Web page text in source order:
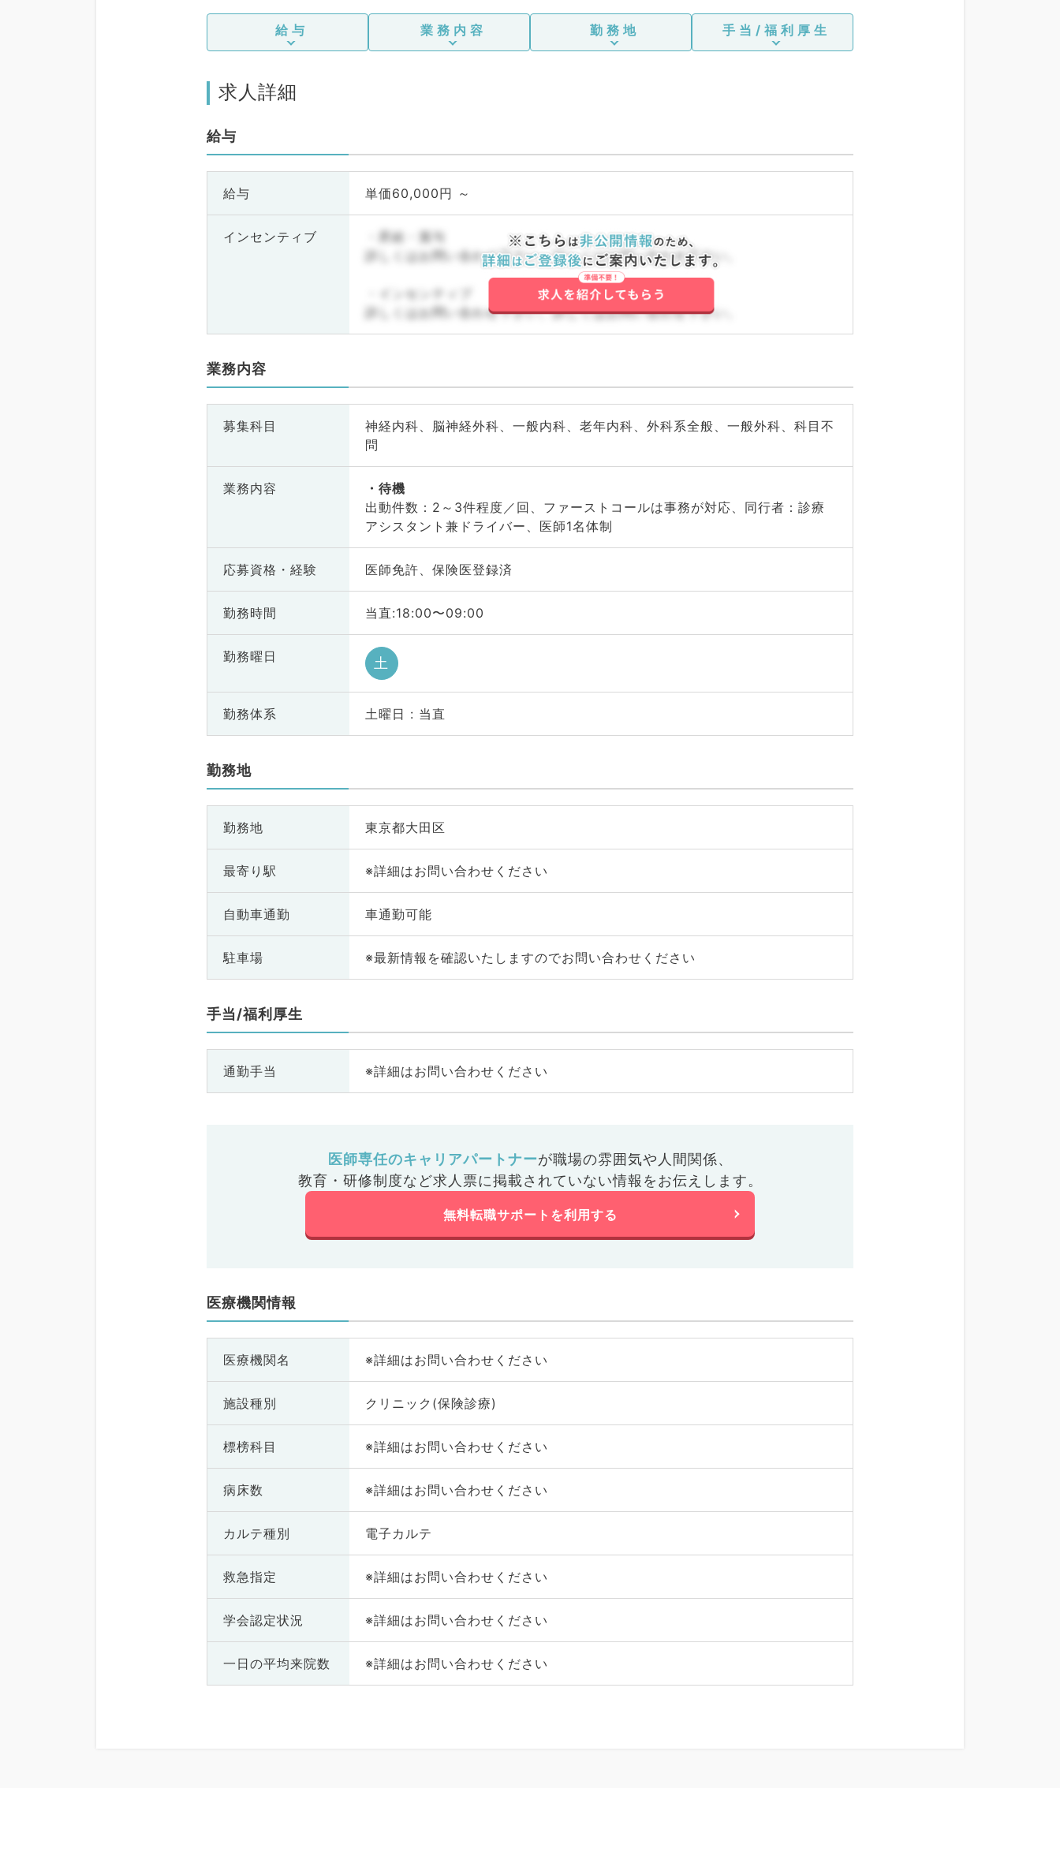
給与 業務内容 勤務地 手当/福利厚生
求人詳細
給与
給与 単価60,000円 ～
インセンティブ
・昇給・賞与
詳しくはお問い合わせ下さい。詳しくはお問い合わせ下さい。
・インセンティブ
詳しくはお問い合わせ下さい。詳しくはお問い合わせ下さい。
業務内容
募集科目
神経内科、脳神経外科、一般内科、老年内科、外科系全般、一般外科、科目不
問
業務内容
待機
出動件数：2～3件程度／回、ファーストコールは事務が対応、同行者：診療
アシスタント兼ドライバー、医師1名体制
応募資格・ 経験 医師免許、保険医登録済
勤務時間 当直:18:00〜09:00
勤務曜日 土
勤務体系 土曜日 : 当直
勤務地
勤務地 東京都大田区
最寄り駅 ※詳細はお問い合わせください
自動車通勤 車通勤可能
駐車場 ※最新情報を確認いたしますのでお問い合わせください
手当/福利厚生
通勤手当 ※詳細はお問い合わせください
医師専任のキャリアパートナーが職場の雰囲気や人間関係、
教育・研修制度など求人票に掲載されていない情報をお伝えします。
無料転職サポートを利用する
医療機関情報
医療機関名 ※詳細はお問い合わせください
施設種別 クリニック(保険診療)
標榜科目 ※詳細はお問い合わせください
病床数 ※詳細はお問い合わせください
カルテ種別 電子カルテ
救急指定 ※詳細はお問い合わせください
学会認定状況 ※詳細はお問い合わせください
一日の平均来院数 ※詳細はお問い合わせください